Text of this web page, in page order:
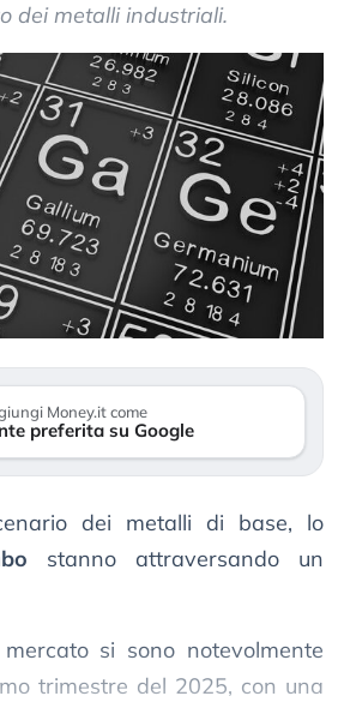
dei metalli industriali.
Money.it come
preferita su Google
dei metalli di base, lo
stanno attraversando un
si sono notevolmente
trimestre del 2025, con una